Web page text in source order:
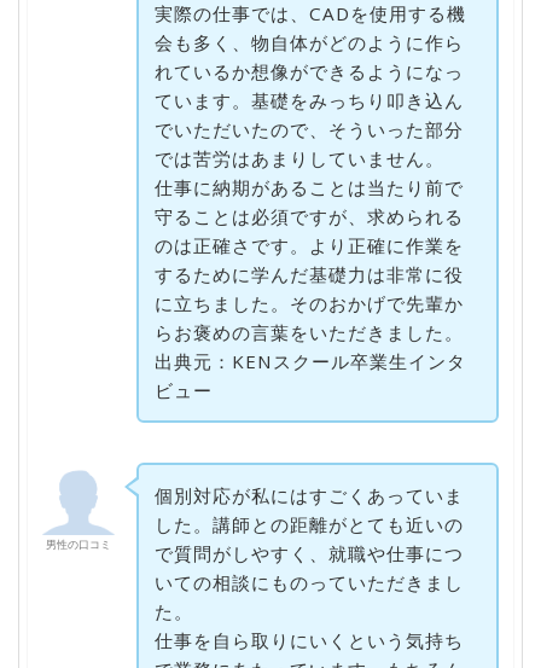
実際の仕事では、CADを使用する機
会も多く、物自体がどのように作ら
れているか想像ができるようになっ
ています。基礎をみっちり叩き込ん
でいただいたので、そういった部分
では苦労はあまりしていません。
仕事に納期があることは当たり前で
守ることは必須ですが、求められる
のは正確さです。より正確に作業を
するために学んだ基礎力は非常に役
に立ちました。そのおかげで先輩か
らお褒めの言葉をいただきました。
出典元：KENスクール卒業生インタ
ビュー
男性の口コミ
個別対応が私にはすごくあっていま
した。講師との距離がとても近いの
で質問がしやすく、就職や仕事につ
いての相談にものっていただきまし
た。
仕事を自ら取りにいくという気持ち